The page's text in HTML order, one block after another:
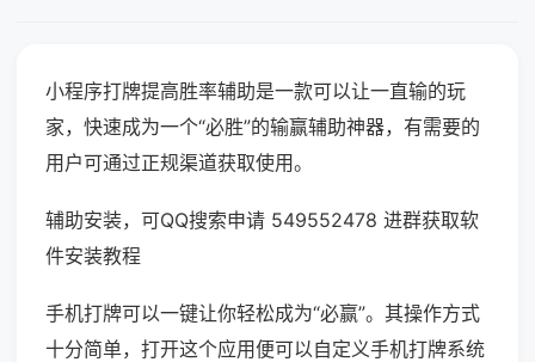
小程序打牌提高胜率辅助是一款可以让一直输的玩
家，快速成为一个“必胜”的输赢辅助神器，有需要的
用户可通过正规渠道获取使用。
辅助安装，可QQ搜索申请 549552478 进群获取软
件安装教程
手机打牌可以一键让你轻松成为“必赢”。其操作方式
十分简单，打开这个应用便可以自定义手机打牌系统